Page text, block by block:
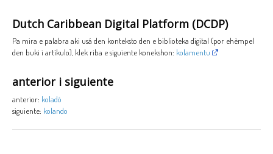
Dutch Caribbean Digital Platform (DCDP)
Pa mira e palabra aki usá den konteksto den e biblioteka digital (por ehèmpel
den buki i artíkulo), klek riba e siguiente konekshon: kolamentu
anterior i siguiente
anterior: koladó
siguiente: kolando